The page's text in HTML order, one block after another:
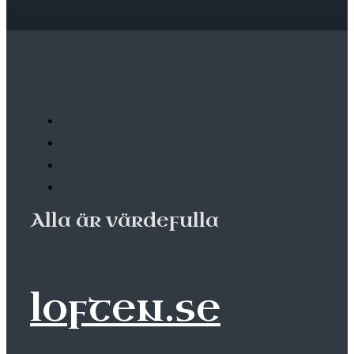
Alla är värdefulla
loften.se